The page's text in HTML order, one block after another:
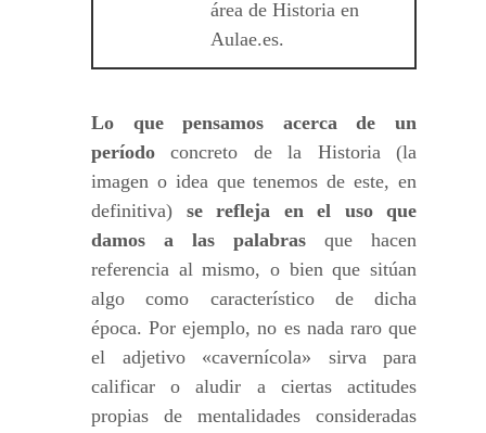
área de Historia en
Aulae.es.
Lo que pensamos acerca de un
período concreto de la Historia (la
imagen o idea que tenemos de este, en
definitiva) se refleja en el uso que
damos a las palabras que hacen
referencia al mismo, o bien que sitúan
algo como característico de dicha
época. Por ejemplo, no es nada raro que
el adjetivo «cavernícola» sirva para
calificar o aludir a ciertas actitudes
propias de mentalidades consideradas